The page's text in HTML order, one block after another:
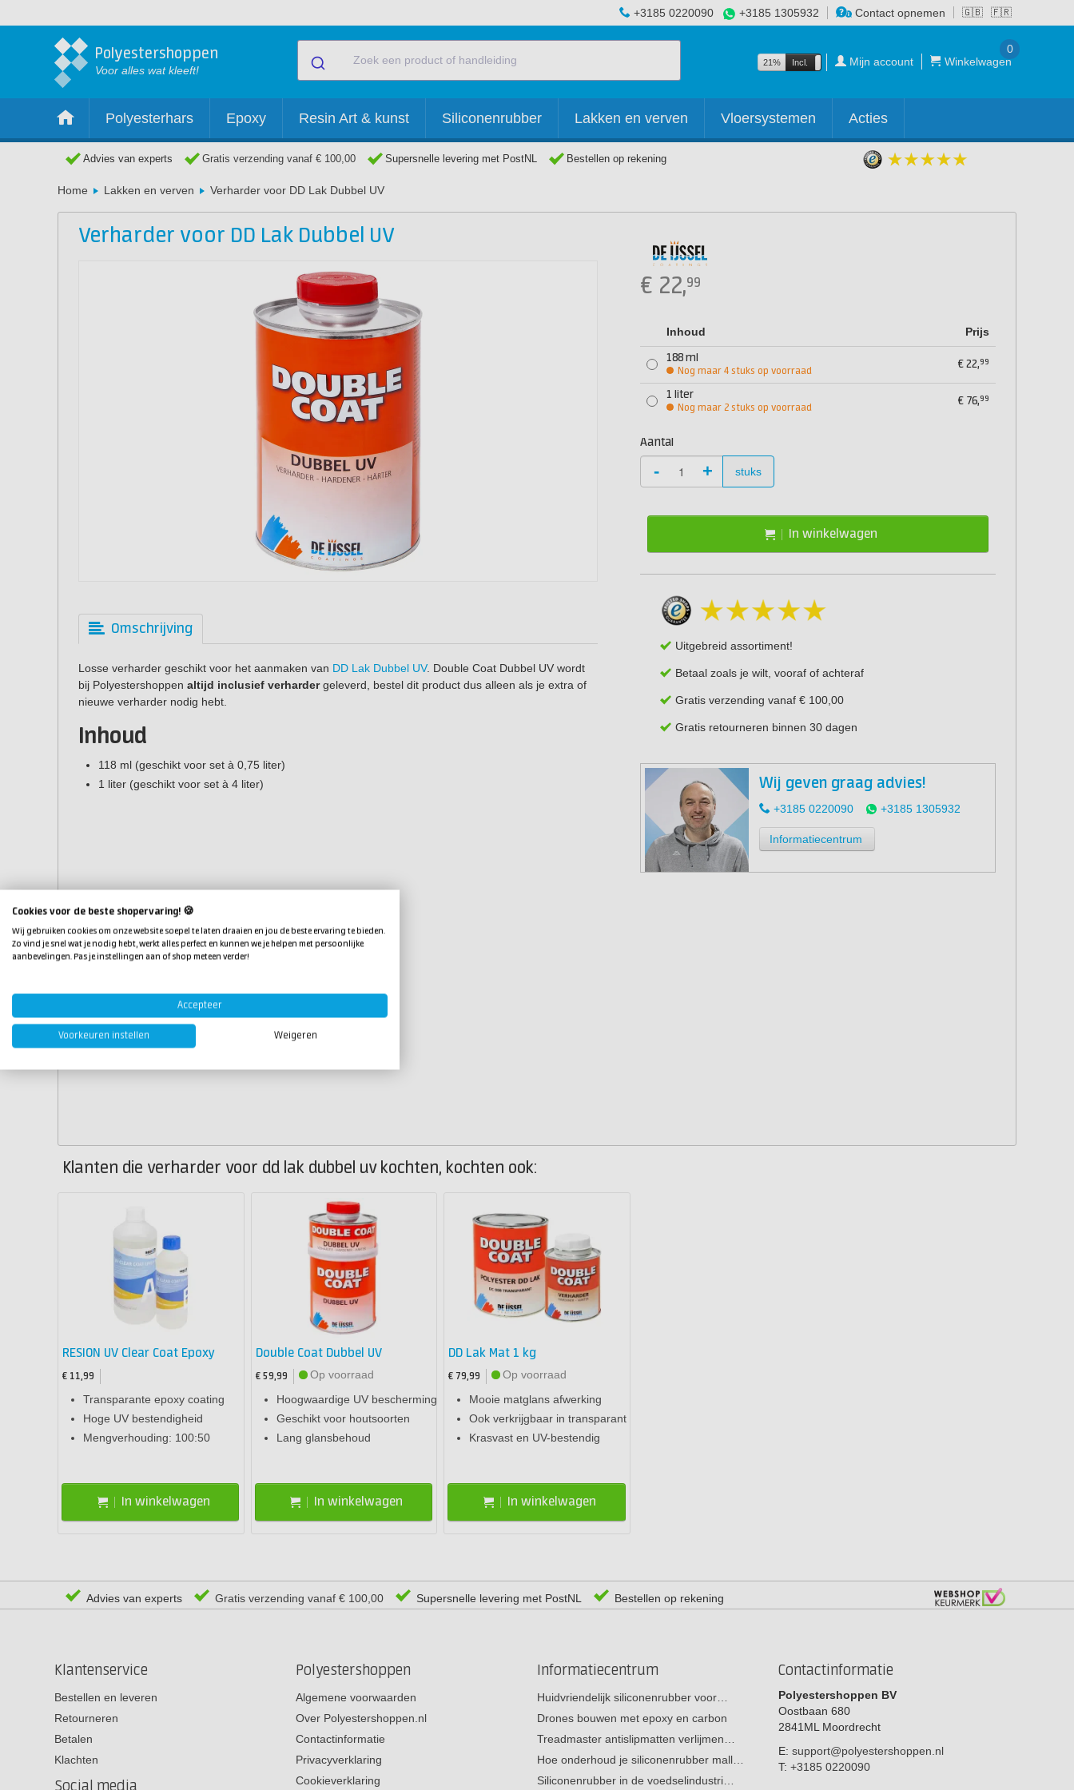
🇬🇧 🇫🇷
+3185 0220090 +3185 1305932 Contact opnemen
Polyestershoppen
Voor alles wat kleeft!
21% Incl. Excl. Mijn account Winkelwagen
0
Polyesterhars Epoxy Resin Art & kunst Siliconenrubber Lakken en verven Vloersystemen Acties
Advies van experts Gratis verzending vanaf € 100,00 Supersnelle levering met PostNL Bestellen op rekening
Home Lakken en verven Verharder voor DD Lak Dubbel UV
Verharder voor DD Lak Dubbel UV
Omschrijving
Losse verharder geschikt voor het aanmaken van DD Lak Dubbel UV. Double Coat Dubbel UV wordt
bij Polyestershoppen altijd inclusief verhardergeleverd, bestel dit product dus alleen als je extra of
nieuwe verharder nodig hebt.
Inhoud
118 ml (geschikt voor set à 0,75 liter)
1 liter (geschikt voor set à 4 liter)
€ 22,99
Inhoud Prijs
188 ml
Nog maar 4 stuks op voorraad
€22,99
1 liter
Nog maar 2 stuks op voorraad
€ 76,99
Aantal
- + stuks
In winkelwagen
Uitgebreid assortiment!
Betaal zoals je wilt, vooraf of achteraf
Gratis verzending vanaf € 100,00
Gratis retourneren binnen 30 dagen
Wij geven graag advies!
+3185 0220090 +3185 1305932
Informatiecentrum
Klanten die verharder voor dd lak dubbel uv kochten, kochten ook:
RESION UV Clear Coat Epoxy
€ 11,99
Transparante epoxy coating
Hoge UV bestendigheid
Mengverhouding: 100:50
In winkelwagen
Double Coat Dubbel UV
€ 59,99
Op voorraad
Hoogwaardige UV bescherming
Geschikt voor houtsoorten
Lang glansbehoud
In winkelwagen
DD Lak Mat 1 kg
€ 79,99
Op voorraad
Mooie matglans afwerking
Ook verkrijgbaar in transparant
Krasvast en UV-bestendig
In winkelwagen
Advies van experts Gratis verzending vanaf € 100,00 Supersnelle levering met PostNL Bestellen op rekening
Klantenservice
Bestellen en leveren
Retourneren
Betalen
Klachten
Social media
Polyestershoppen
Algemene voorwaarden
Over Polyestershoppen.nl
Contactinformatie
Privacyverklaring
Cookieverklaring
Informatiecentrum
Huidvriendelijk siliconenrubber voor…
Drones bouwen met epoxy en carbon
Treadmaster antislipmatten verlijmen…
Hoe onderhoud je siliconenrubber mall…
Siliconenrubber in de voedselindustri…
Contactinformatie
Polyestershoppen BV
Oostbaan 680
2841ML Moordrecht
E: support@polyestershoppen.nl
T: +3185 0220090
Cookies voor de beste shopervaring! 🍪
Wij gebruiken cookies om onze website soepel te laten draaien en jou de beste ervaring te bieden.
Zo vind je snel wat je nodig hebt, werkt alles perfect en kunnen we je helpen met persoonlijke
aanbevelingen. Pas je instellingen aan of shop meteen verder!
Accepteer
Voorkeuren instellen Weigeren